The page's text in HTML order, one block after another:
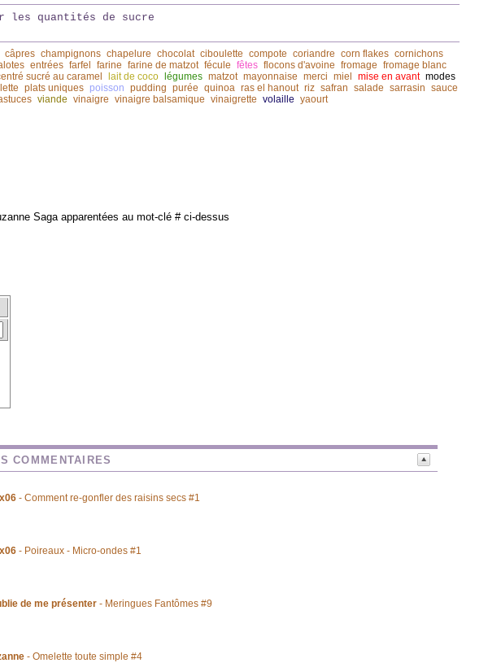
les quantités de sucre
câpres champignons chapelure chocolat ciboulette compote coriandre corn flakes cornichons
entrées farfel farine farine de matzot fécule fêtes flocons d'avoine fromage fromage blanc
sucré au caramel lait de coco légumes matzot mayonnaise merci miel mise en avant modes
plats uniques poisson pudding purée quinoa ras el hanout riz safran salade sarrasin sauce
viande vinaigre vinaigre balsamique vinaigrette volaille yaourt
Saga apparentées au mot-clé # ci-dessus
COMMENTAIRES
- Comment re-gonfler des raisins secs #1
- Poireaux - Micro-ondes #1
de me présenter - Meringues Fantômes #9
- Omelette toute simple #4